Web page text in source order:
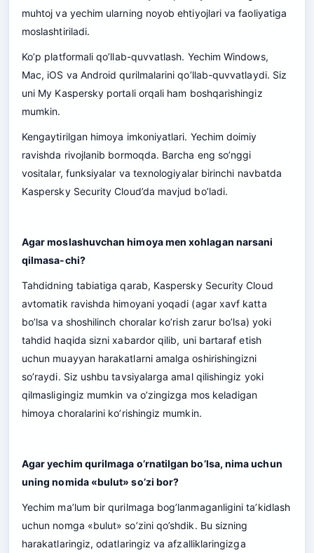
muhtoj va yechim ularning noyob ehtiyojlari va faoliyatiga
moslashtiriladi.
Ko’p platformali qo’llab-quvvatlash. Yechim Windows,
Mac, iOS va Android qurilmalarini qo’llab-quvvatlaydi. Siz
uni My Kaspersky portali orqali ham boshqarishingiz
mumkin.
Kengaytirilgan himoya imkoniyatlari. Yechim doimiy
ravishda rivojlanib bormoqda. Barcha eng so’nggi
vositalar, funksiyalar va texnologiyalar birinchi navbatda
Kaspersky Security Cloud’da mavjud bo’ladi.
Agar moslashuvchan himoya men xohlagan narsani
qilmasa-chi?
Tahdidning tabiatiga qarab, Kaspersky Security Cloud
avtomatik ravishda himoyani yoqadi (agar xavf katta
bo’lsa va shoshilinch choralar ko’rish zarur bo’lsa) yoki
tahdid haqida sizni xabardor qilib, uni bartaraf etish
uchun muayyan harakatlarni amalga oshirishingizni
so’raydi. Siz ushbu tavsiyalarga amal qilishingiz yoki
qilmasligingiz mumkin va o’zingizga mos keladigan
himoya choralarini ko’rishingiz mumkin.
Agar yechim qurilmaga o’rnatilgan bo’lsa, nima uchun
uning nomida «bulut» so’zi bor?
Yechim ma’lum bir qurilmaga bog’lanmaganligini ta’kidlash
uchun nomga «bulut» so’zini qo’shdik. Bu sizning
harakatlaringiz, odatlaringiz va afzalliklaringizga